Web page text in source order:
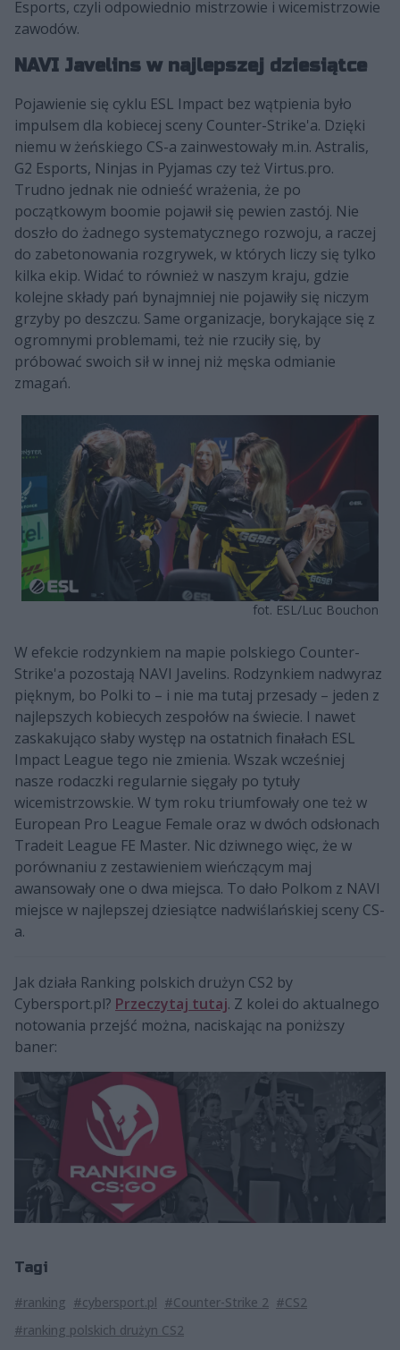
Esports, czyli odpowiednio mistrzowie i wicemistrzowie
zawodów.
NAVI Javelins w najlepszej dziesiątce
Pojawienie się cyklu ESL Impact bez wątpienia było
impulsem dla kobiecej sceny Counter-Strike'a. Dzięki
niemu w żeńskiego CS-a zainwestowały m.in. Astralis,
G2 Esports, Ninjas in Pyjamas czy też Virtus.pro.
Trudno jednak nie odnieść wrażenia, że po
początkowym boomie pojawił się pewien zastój. Nie
doszło do żadnego systematycznego rozwoju, a raczej
do zabetonowania rozgrywek, w których liczy się tylko
kilka ekip. Widać to również w naszym kraju, gdzie
kolejne składy pań bynajmniej nie pojawiły się niczym
grzyby po deszczu. Same organizacje, borykające się z
ogromnymi problemami, też nie rzuciły się, by
próbować swoich sił w innej niż męska odmianie
zmagań.
fot. ESL/Luc Bouchon
W efekcie rodzynkiem na mapie polskiego Counter-
Strike'a pozostają NAVI Javelins. Rodzynkiem nadwyraz
pięknym, bo Polki to – i nie ma tutaj przesady – jeden z
najlepszych kobiecych zespołów na świecie. I nawet
zaskakująco słaby występ na ostatnich finałach ESL
Impact League tego nie zmienia. Wszak wcześniej
nasze rodaczki regularnie sięgały po tytuły
wicemistrzowskie. W tym roku triumfowały one też w
European Pro League Female oraz w dwóch odsłonach
Tradeit League FE Master. Nic dziwnego więc, że w
porównaniu z zestawieniem wieńczącym maj
awansowały one o dwa miejsca. To dało Polkom z NAVI
miejsce w najlepszej dziesiątce nadwiślańskiej sceny CS-
a.
Jak działa Ranking polskich drużyn CS2 by
Cybersport.pl? Przeczytaj tutaj. Z kolei do aktualnego
notowania przejść można, naciskając na poniższy
baner:
Tagi
#ranking #cybersport.pl #Counter-Strike 2 #CS2
#ranking polskich drużyn CS2